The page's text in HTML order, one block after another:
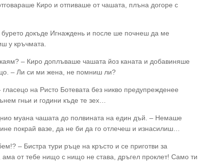
Киро и отпиваше от чашата, плъна догоре с
докъде Игнаждень и после ше почнеш да ме
у кръчмата.
– Киро доплъваше чашата йоз каната и добавиняше
– Ли си ми жена, не помниш ли?
на Ристо Ботевата без никво предупрежденее
гньи и години къде те зех…
муана чашата до полвината на един дъй. – Немаше
покрай вазе, да не би да го отлечеш и изнасилиш…
– Бистра тури ръце на кръсто и се приготви за
от тебе нищо с нищо не става, дръгел проклет! Само ти